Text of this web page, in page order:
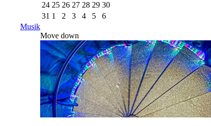
24 25 26 27 28 29 30
31 1 2 3 4 5
6
Musik
Move down